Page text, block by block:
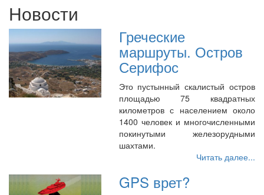
Новости
Греческие
маршруты. Остров
Серифос
Это пустынный скалистый остров
площадью 75 квадратных
километров с населением около
1400 человек и многочисленными
покинутыми железорудными
шахтами.
Читать далее...
GPS врет?